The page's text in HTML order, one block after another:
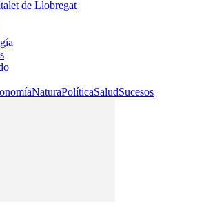
de Llobregat
NaturaPolíticaSaludSucesos